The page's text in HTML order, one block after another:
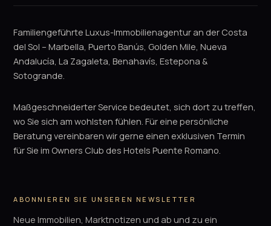
Familiengeführte Luxus-Immobilienagentur an der Costa
del Sol – Marbella, Puerto Banús, Golden Mile, Nueva
Andalucía, La Zagaleta, Benahavís, Estepona &
Sotogrande.
Maßgeschneiderter Service bedeutet, sich dort zu treffen,
wo Sie sich am wohlsten fühlen. Für eine persönliche
Beratung vereinbaren wir gerne einen exklusiven Termin
für Sie im Owners Club des Hotels Puente Romano.
ABONNIEREN SIE UNSEREN NEWSLETTER
Neue Immobilien, Marktnotizen und ab und zu ein